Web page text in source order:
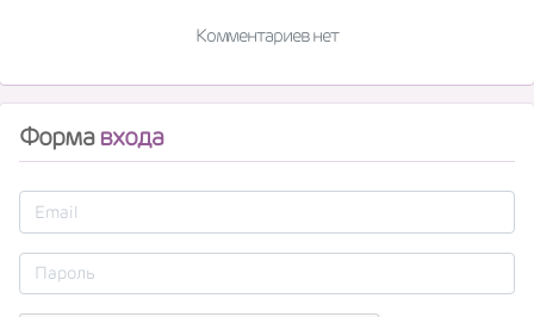
Комментариев нет
Формавхода